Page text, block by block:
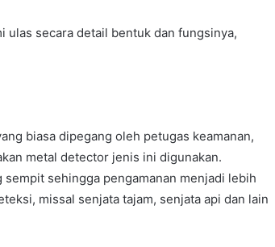
ulas secara detail bentuk dan fungsinya,
biasa dipegang oleh petugas keamanan,
metal detector jenis ini digunakan.
sehingga pengamanan menjadi lebih
missal senjata tajam, senjata api dan lain